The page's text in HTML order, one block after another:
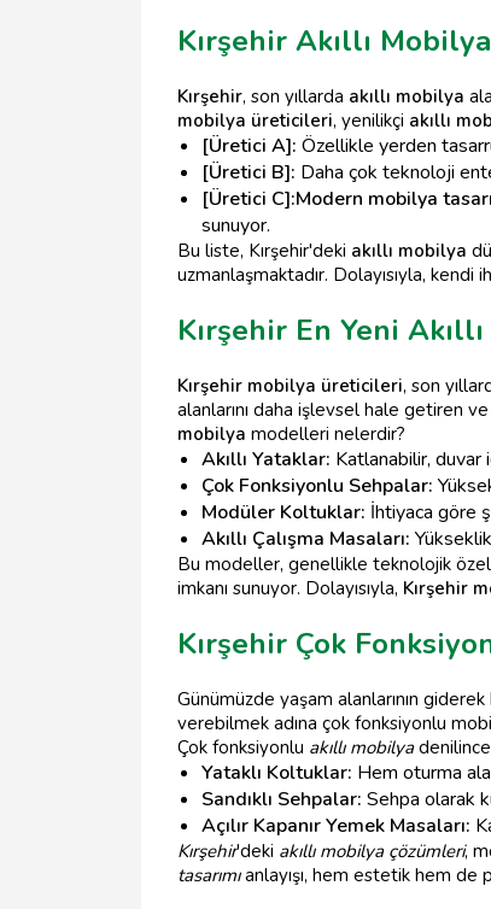
Kırşehir Akıllı
Kırşehir, son yıllarda akıllı mobilya
mobilya üreticileri, yenilikçi akıllı
[Üretici A]: Özellikle yerden
[Üretici B]: Daha çok teknoloji
[Üretici C]:Modern mobilya
sunuyor.
Bu liste, Kırşehir'deki akıllı mobilya
uzmanlaşmaktadır. Dolayısıyla, kendi
Kırşehir En Yeni
Kırşehir mobilya üreticileri, son
alanlarını daha işlevsel hale getiren
mobilya modelleri nelerdir?
Akıllı Yataklar: Katlanabilir, duvar
Çok Fonksiyonlu Sehpalar:
Modüler Koltuklar: İhtiyaca göre
Akıllı Çalışma Masaları:
Bu modeller, genellikle teknolojik
imkanı sunuyor. Dolayısıyla, Kırşehir
Kırşehir Çok
Günümüzde yaşam alanlarının giderek
verebilmek adına çok fonksiyonlu
Çok fonksiyonlu akıllı mobilyadenilince
Yataklı Koltuklar: Hem oturma
Sandıklı Sehpalar: Sehpa olarak
Açılır Kapanır Yemek Masaları:
Kırşehir'deki akıllı mobilya çözümleri,
tasarımıanlayışı, hem estetik hem de